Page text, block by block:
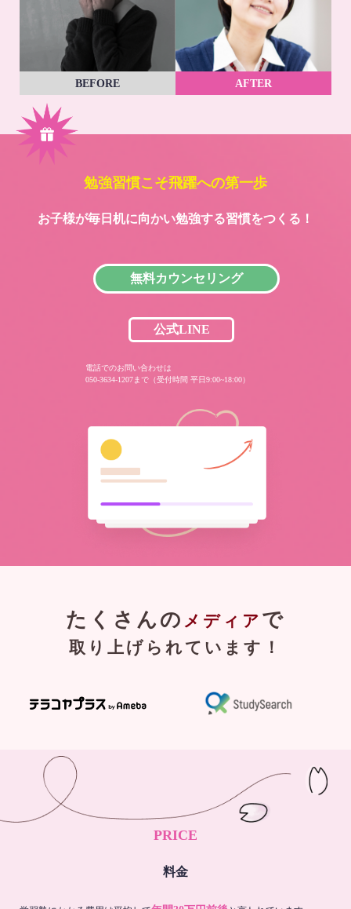
BEFORE AFTER
勉強習慣こそ飛躍への第一歩
お子様が毎日机に向かい勉強する習慣をつくる！
無料カウンセリング
公式LINE
電話でのお問い合わせは
050-3634-1207まで（受付時間 平日9:00~18:00）
たくさんの メディア で
取り上げられています！
PRICE
料金